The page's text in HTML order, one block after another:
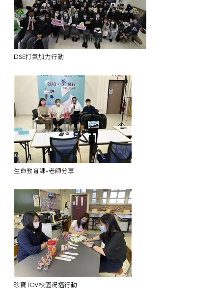
DSE打氣加力行動
生命教育課-老師分享
珍寶TOV校園祝福行動